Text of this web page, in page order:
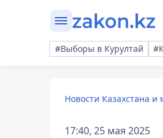
#Выборы в Курултай
Новости Казахстана и
17:40, 25 мая 2025